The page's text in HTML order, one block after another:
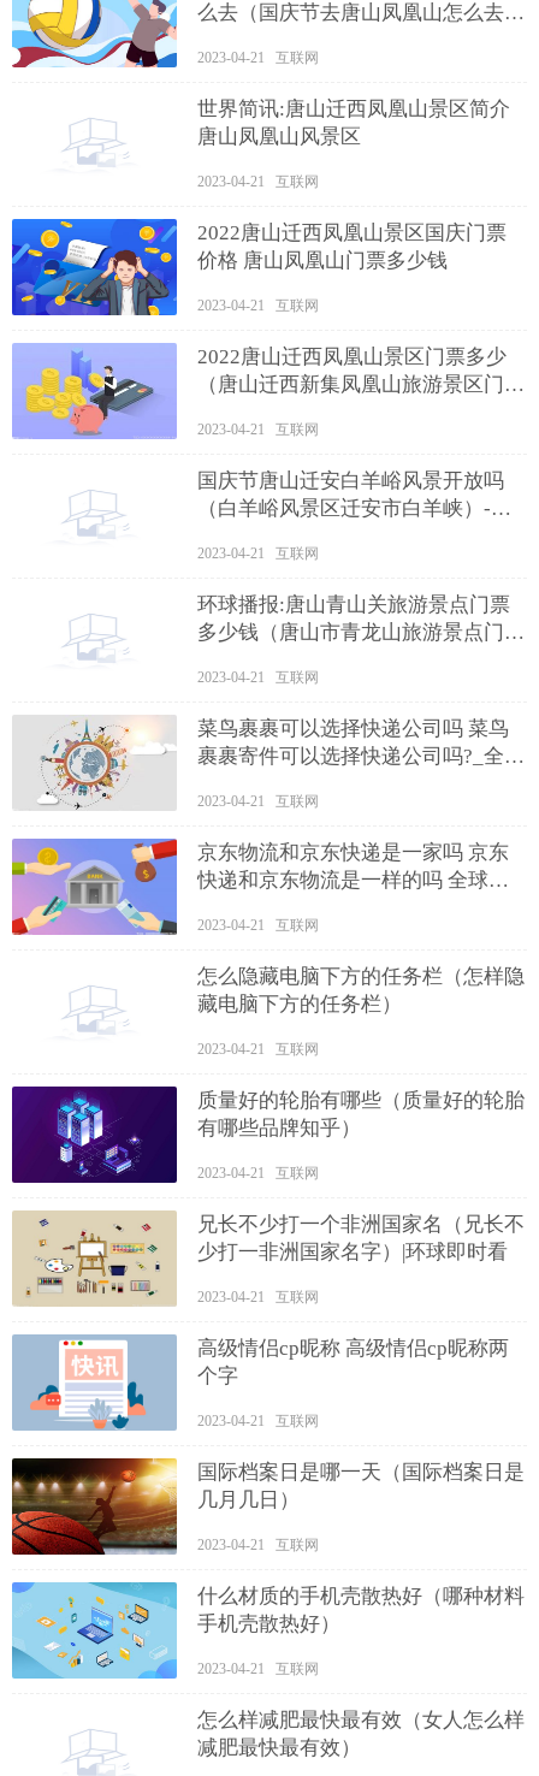
么去（国庆节去唐山凤凰山怎么去方
2023-04-21 互联网
世界简讯:唐山迁西凤凰山景区简介
唐山凤凰山风景区
2023-04-21 互联网
2022唐山迁西凤凰山景区国庆门票
价格 唐山凤凰山门票多少钱
2023-04-21 互联网
2022唐山迁西凤凰山景区门票多少
（唐山迁西新集凤凰山旅游景区门
2023-04-21 互联网
国庆节唐山迁安白羊峪风景开放吗
（白羊峪风景区迁安市白羊峡）-天
2023-04-21 互联网
环球播报:唐山青山关旅游景点门票
多少钱（唐山市青龙山旅游景点门
2023-04-21 互联网
菜鸟裹裹可以选择快递公司吗 菜鸟
裹裹寄件可以选择快递公司吗?_全球
2023-04-21 互联网
京东物流和京东快递是一家吗 京东
快递和京东物流是一样的吗 全球滚
2023-04-21 互联网
怎么隐藏电脑下方的任务栏（怎样隐
藏电脑下方的任务栏）
2023-04-21 互联网
质量好的轮胎有哪些（质量好的轮胎
有哪些品牌知乎）
2023-04-21 互联网
兄长不少打一个非洲国家名（兄长不
少打一非洲国家名字）|环球即时看
2023-04-21 互联网
高级情侣cp昵称 高级情侣cp昵称两
个字
2023-04-21 互联网
国际档案日是哪一天（国际档案日是
几月几日）
2023-04-21 互联网
什么材质的手机壳散热好（哪种材料
手机壳散热好）
2023-04-21 互联网
怎么样减肥最快最有效（女人怎么样
减肥最快最有效）